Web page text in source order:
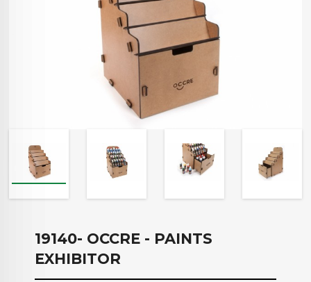
19140- OCCRE - PAINTS
EXHIBITOR